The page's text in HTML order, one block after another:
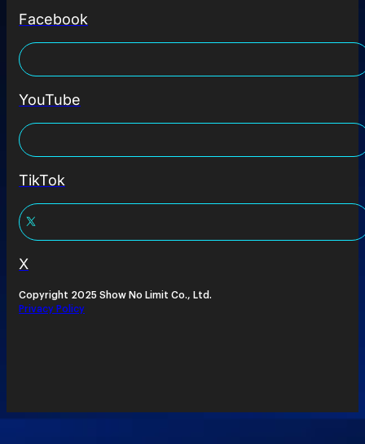
Facebook
YouTube
TikTok
X
Copyright 2025 Show No Limit Co., Ltd.
Privacy Policy